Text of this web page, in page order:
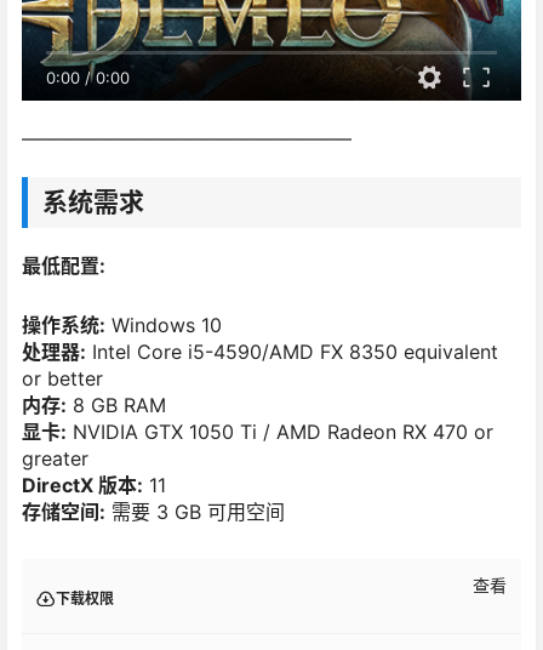
0:00 /0:00
—————————————————
系统需求
最低配置:
操作系统: Windows 10
处理器: Intel Core i5-4590/AMD FX 8350 equivalent
or better
内存: 8 GB RAM
显卡: NVIDIA GTX 1050 Ti / AMD Radeon RX 470 or
greater
DirectX 版本: 11
存储空间: 需要 3 GB 可用空间
下载权限
查看